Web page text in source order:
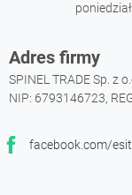
Adres firmy
SPINEL TRADE Sp. z
NIP: 6793146723,
facebook.com/
Facebook